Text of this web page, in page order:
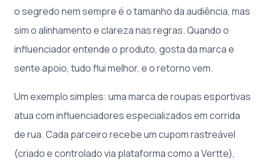
o segredo nem sempre é o tamanho da audiência, mas
sim o alinhamento e clareza nas regras. Quando o
influenciador entende o produto, gosta da marca e
sente apoio, tudo flui melhor, e o retorno vem.
Um exemplo simples: uma marca de roupas esportivas
atua com influenciadores especializados em corrida
de rua. Cada parceiro recebe um cupom rastreável
(criado e controlado via plataforma como a Vertte),